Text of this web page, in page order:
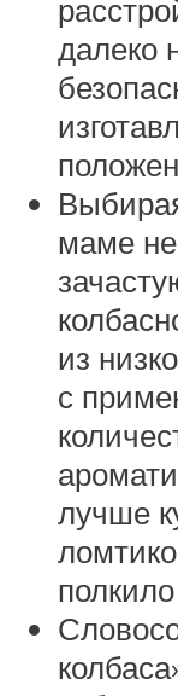
далеко
маме не
из
с
лучше